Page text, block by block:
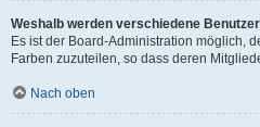
Weshalb werden verschiedene
Es ist der Board-Administration möglich,
Farben zuzuteilen, so dass deren
Nach oben